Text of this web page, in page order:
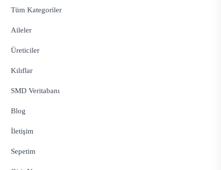
Tüm Kategoriler
Aileler
Üreticiler
Kılıflar
SMD Veritabanı
Blog
İletişim
Sepetim